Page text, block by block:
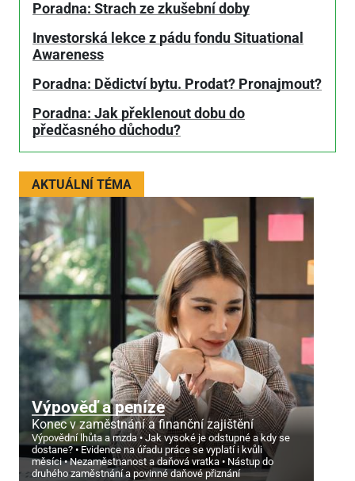
Poradna: Strach ze zkušební doby
Investorská lekce z pádu fondu Situational
Awareness
Poradna: Dědictví bytu. Prodat? Pronajmout?
Poradna: Jak překlenout dobu do
předčasného důchodu?
AKTUÁLNÍ TÉMA
Výpověď a peníze
Konec v zaměstnání a finanční zajištění
Výpovědní lhůta a mzda
Jak vysoké je odstupné a kdy se
dostane?
Evidence na úřadu práce se vyplatí i kvůli
měsíci
Nezaměstnanost a daňová vratka
Nástup do
druhého zaměstnání a povinné daňové přiznání